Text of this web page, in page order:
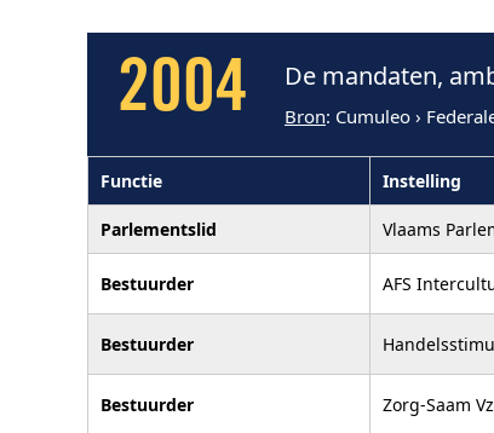
2004 De mandaten,
Bron: Cumuleo ›
Functie Instelling
Parlementslid Vlaams
Bestuurder AFS
Bestuurder
Bestuurder Zorg-Saam